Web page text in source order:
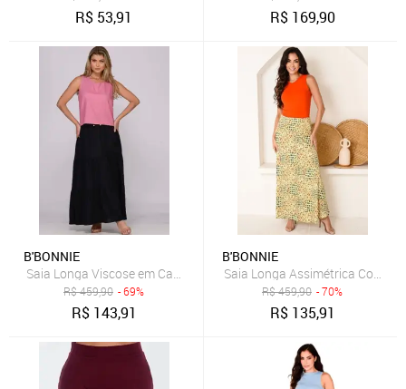
R$ 53,91 R$ 169,90
B'BONNIE
Saia Longa Viscose em Camadas B’Bonnie Luiza Preto
R$459,90 - 69%
R$ 143,91
B'BONNIE
Saia Longa Assimétrica Com
R$459,90 - 70%
R$ 135,91